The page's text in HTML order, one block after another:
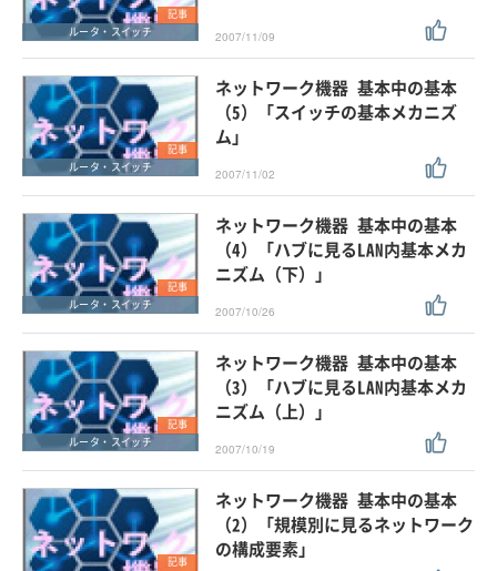
記事
ルータ・スイッチ
2007/11/09
記事
ルータ・スイッチ
ネットワーク機器 基本中の基本
（5）「スイッチの基本メカニズ
ム」
2007/11/02
記事
ルータ・スイッチ
ネットワーク機器 基本中の基本
（4）「ハブに見るLAN内基本メカ
ニズム（下）」
2007/10/26
記事
ルータ・スイッチ
ネットワーク機器 基本中の基本
（3）「ハブに見るLAN内基本メカ
ニズム（上）」
2007/10/19
記事
ネットワーク機器 基本中の基本
（2）「規模別に見るネットワーク
の構成要素」